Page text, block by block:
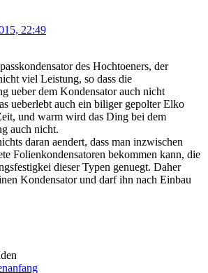
22:49
des Hochtoeners, der
viel Leistung, so dass die
ueber dem Kondensator auch nicht
ueberlebt auch ein biliger gepolter Elko
und warm wird das Ding bei dem
auch nicht.
daran aendert, dass man inzwischen
Folienkondensatoren bekommen kann, die
dieser Typen genuegt. Daher
Kondensator und darf ihn nach Einbau